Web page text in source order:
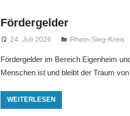
Fördergelder
24. Juli 2026 treffpunkt
Rhein-Sieg-Kreis
Fördergelder im Bereich Eigenheim
Menschen ist und bleibt der Traum
WEITERLESEN